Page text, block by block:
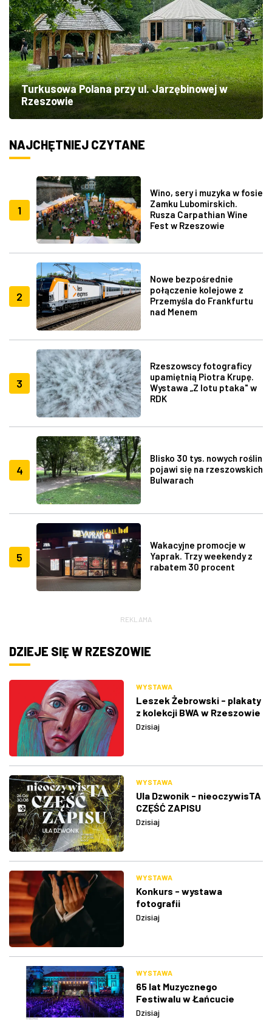
Turkusowa Polana przy ul. Jarzębinowej w
Rzeszowie
NAJCHĘTNIEJ CZYTANE
1
Wino, sery i muzyka w fosie
Zamku Lubomirskich.
Rusza Carpathian Wine
Fest w Rzeszowie
2
Nowe bezpośrednie
połączenie kolejowe z
Przemyśla do Frankfurtu
nad Menem
3
Rzeszowscy fotograficy
upamiętnią Piotra Krupę.
Wystawa „Z lotu ptaka" w
RDK
4
Blisko 30 tys. nowych roślin
pojawi się na rzeszowskich
Bulwarach
5
Wakacyjne promocje w
Yaprak. Trzy weekendy z
rabatem 30 procent
REKLAMA
DZIEJE SIĘ W RZESZOWIE
WYSTAWA
Leszek Żebrowski - plakaty
z kolekcji BWA w Rzeszowie
Dzisiaj
WYSTAWA
Ula Dzwonik - nieoczywisTA
CZĘŚĆ ZAPISU
Dzisiaj
WYSTAWA
Konkurs - wystawa
fotografii
Dzisiaj
WYSTAWA
65 lat Muzycznego
Festiwalu w Łańcucie
Dzisiaj